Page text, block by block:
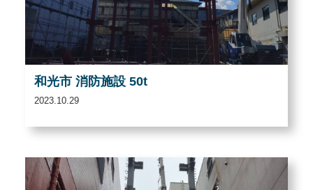
和光市 消防施設 50t
2023.10.29